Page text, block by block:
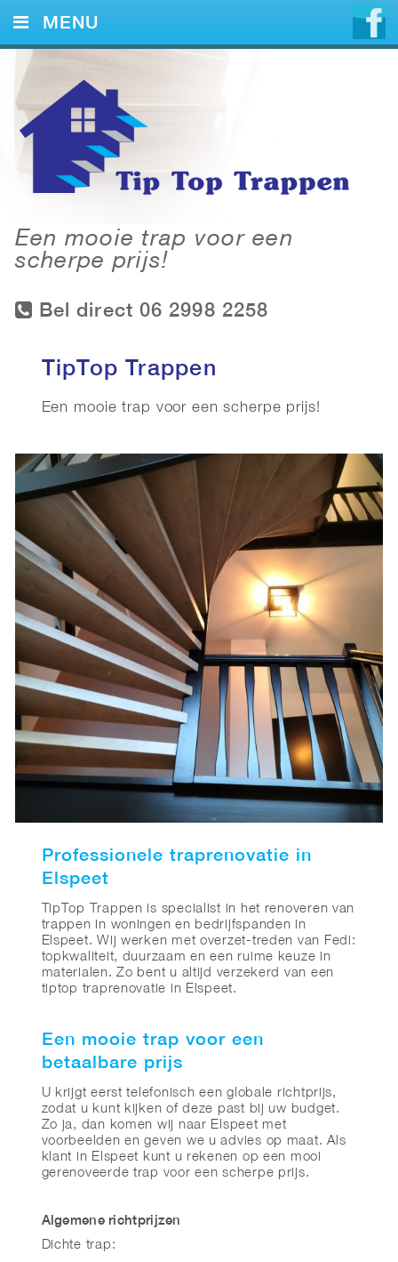
Een mooie trap voor een
scherpe prijs!
Bel direct 06 2998 2258
MENU
HOME
DIENSTEN
VOORBEELDEN
CONTACT
TipTop Trappen
Een mooie trap voor een scherpe prijs!
Professionele traprenovatie in
Elspeet
TipTop Trappen is specialist in het renoveren van
trappen in woningen en bedrijfspanden in
Elspeet. Wij werken met overzet-treden van Fedi:
topkwaliteit, duurzaam en een ruime keuze in
materialen. Zo bent u altijd verzekerd van een
tiptop traprenovatie in Elspeet.
Een mooie trap voor een
betaalbare prijs
U krijgt eerst telefonisch een globale richtprijs,
zodat u kunt kijken of deze past bij uw budget.
Zo ja, dan komen wij naar Elspeet met
voorbeelden en geven we u advies op maat. Als
klant in Elspeet kunt u rekenen op een mooi
gerenoveerde trap voor een scherpe prijs.
Algemene richtprijzen
Dichte trap: